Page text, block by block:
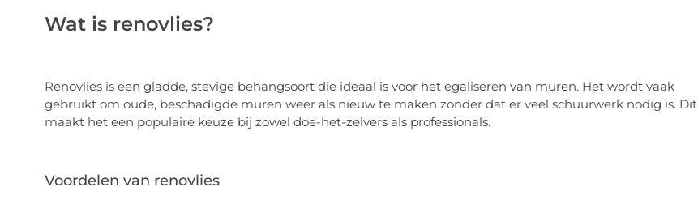
Wat is renovlies?
Renovlies is een gladde, stevige behangsoort die ideaal is voor het egaliseren van muren. Het wordt vaak
gebruikt om oude, beschadigde muren weer als nieuw te maken zonder dat er veel schuurwerk nodig is. Dit
maakt het een populaire keuze bij zowel doe-het-zelvers als professionals.
Voordelen van renovlies